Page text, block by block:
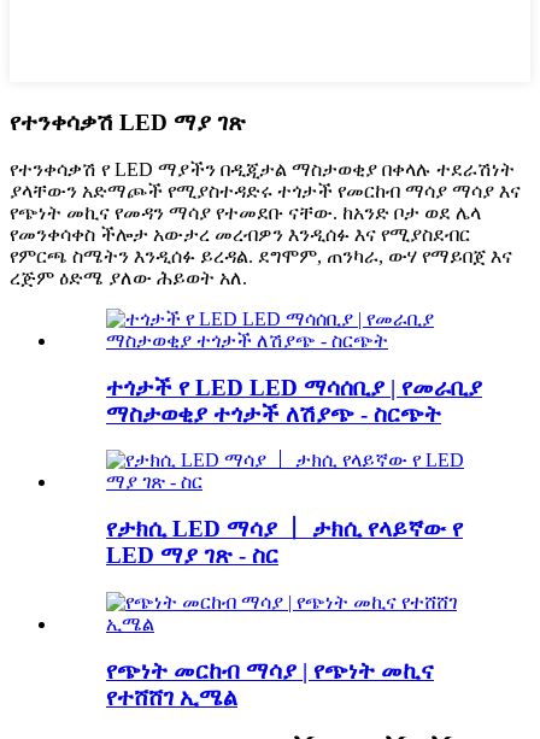
የተንቀሳቃሽ LED ማያ ገጽ
የተንቀሳቃሽ የ LED ማያችን በዲጂታል ማስታወቂያ በቀላሉ ተደራሽነት
ያላቸውን አድማጮች የሚያስተዳድሩ ተጎታች የመርከብ ማሳያ ማሳያ እና
የጭነት መኪና የመዳን ማሳያ የተመደቡ ናቸው. ከአንድ ቦታ ወደ ሌላ
የመንቀሳቀስ ችሎታ አውታረ መረብዎን እንዲሰፉ እና የሚያስደብር
የምርጫ ስሜትን እንዲሰፉ ይረዳል. ደግሞም, ጠንካራ, ውሃ የማይበጀ እና
ረጅም ዕድሜ ያለው ሕይወት አለ.
ተጎታች የ LED LED ማሳሰቢያ | የመራቢያ
ማስታወቂያ ተጎታች ለሽያጭ - ስርጭት
የታክሲ LED ማሳያ 丨 ታክሲ የላይኛው የ
LED ማያ ገጽ - ስር
የጭነት መርከብ ማሳያ | የጭነት መኪና
የተሸሸገ ኢሜል